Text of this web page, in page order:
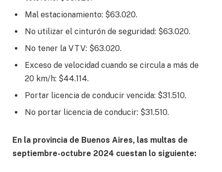
Mal estacionamiento: $63.020.
No utilizar el cinturón de seguridad: $63.020.
No tener la VTV: $63.020.
Exceso de velocidad cuando se circula a más de
20 km/h: $44.114.
Portar licencia de conducir vencida: $31.510.
No portar licencia de conducir: $31.510.
En la provincia de Buenos Aires, las multas de
septiembre-octubre 2024 cuestan lo siguiente: